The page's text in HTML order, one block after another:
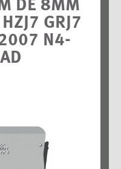
DE 8MM
GRJ7
N4-